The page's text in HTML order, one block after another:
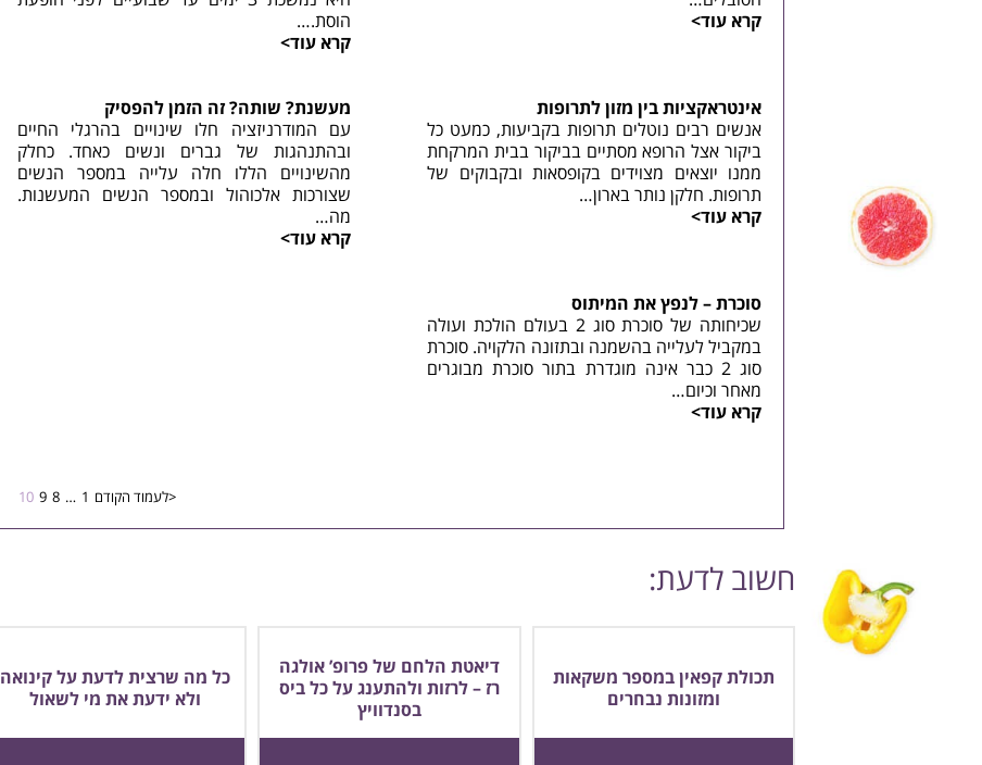
קרא עוד>
הוסת.…
קרא עוד>
אינטראקציות בין מזון לתרופות
אנשים רבים נוטלים תרופות בקביעות, כמעט כל
ביקור אצל הרופא מסתיים בביקור בבית המרקחת
ממנו יוצאים מצוידים בקופסאות ובקבוקים של
תרופות. חלקן נותר בארון…
קרא עוד>
מעשנת? שותה? זה הזמן להפסיק
עם המודרניזציה חלו שינויים בהרגלי החיים
ובהתנהגות של גברים ונשים כאחד. כחלק
מהשינויים הללו חלה עלייה במספר הנשים
שצורכות אלכוהול ובמספר הנשים המעשנות.
מה…
קרא עוד>
סוכרת – לנפץ את המיתוס
שכיחותה של סוכרת סוג 2 בעולם הולכת ועולה
במקביל לעלייה בהשמנה ובתזונה הלקויה. סוכרת
סוג 2 כבר אינה מוגדרת בתור סוכרת מבוגרים
מאחר וכיום…
קרא עוד>
<לעמוד הקודם 1
…
8
9
10
חשוב לדעת:
תכולת קפאין במספר משקאות
ומזונות נבחרים
דיאטת הלחם של פרופ’ אולגה
רז – לרזות ולהתענג על כל ביס
בסנדוויץ
כל מה שרצית לדעת על קינואה
ולא ידעת את מי לשאול